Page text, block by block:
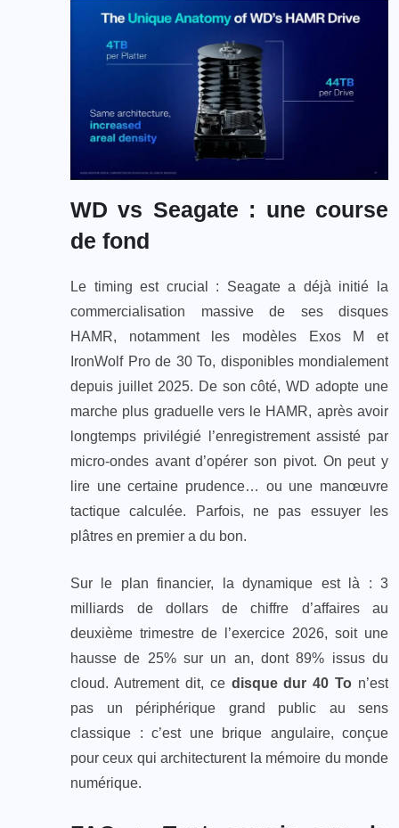
WD vs Seagate : une course
de fond
Le timing est crucial : Seagate a déjà initié la
commercialisation massive de ses disques
HAMR, notamment les modèles Exos M et
IronWolf Pro de 30 To, disponibles mondialement
depuis juillet 2025. De son côté, WD adopte une
marche plus graduelle vers le HAMR, après avoir
longtemps privilégié l’enregistrement assisté par
micro-ondes avant d’opérer son pivot. On peut y
lire une certaine prudence… ou une manœuvre
tactique calculée. Parfois, ne pas essuyer les
plâtres en premier a du bon.
Sur le plan financier, la dynamique est là : 3
milliards de dollars de chiffre d’affaires au
deuxième trimestre de l’exercice 2026, soit une
hausse de 25% sur un an, dont 89% issus du
cloud. Autrement dit, ce disque dur 40 To n’est
pas un périphérique grand public au sens
classique : c’est une brique angulaire, conçue
pour ceux qui architecturent la mémoire du monde
numérique.